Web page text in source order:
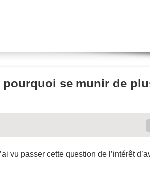
se munir de
vu passer cette question de l’intérêt